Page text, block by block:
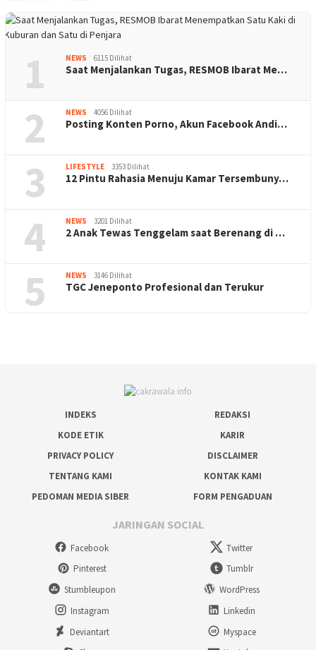
1 NEWS 6115 Dilihat
Saat Menjalankan Tugas, RESMOB Ibarat Me…
2 NEWS 4056 Dilihat
Posting Konten Porno, Akun Facebook Andi…
3 LIFESTYLE 3353 Dilihat
12 Pintu Rahasia Menuju Kamar Tersembuny…
4 NEWS 3201 Dilihat
2 Anak Tewas Tenggelam saat Berenang di …
5 NEWS 3146 Dilihat
TGC Jeneponto Profesional dan Terukur
INDEKS
REDAKSI
KODE ETIK
KARIR
PRIVACY POLICY
DISCLAIMER
TENTANG KAMI
KONTAK KAMI
PEDOMAN MEDIA SIBER
FORM PENGADUAN
JARINGAN SOCIAL
Facebook
Twitter
Pinterest
Tumblr
Stumbleupon
WordPress
Instagram
Linkedin
Deviantart
Myspace